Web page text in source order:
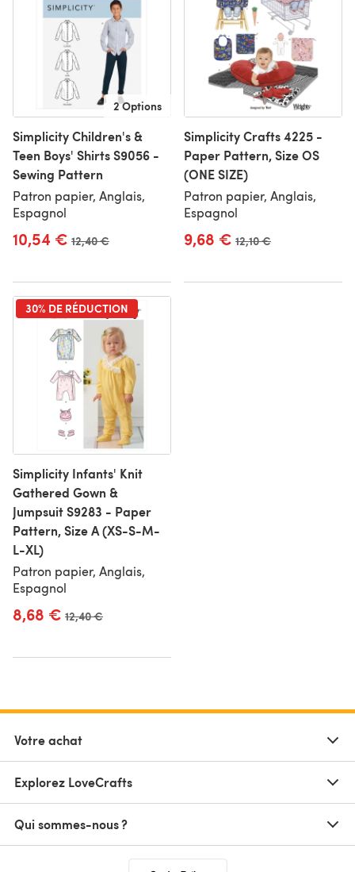
2 Options
Simplicity Children's &
Teen Boys' Shirts S9056 -
Sewing Pattern
Patron papier, Anglais,
Espagnol
10,54 € Ancien prix
12,40 €
Simplicity Crafts 4225 -
Paper Pattern, Size OS
(ONE SIZE)
Patron papier, Anglais,
Espagnol
9,68 € Ancien prix
12,10 €
30% DE RÉDUCTION
Simplicity Infants' Knit
Gathered Gown &
Jumpsuit S9283 - Paper
Pattern, Size A (XS-S-M-
L-XL)
Patron papier, Anglais,
Espagnol
8,68 € Ancien prix
12,40 €
Votre achat
Explorez LoveCrafts
Qui sommes-nous ?